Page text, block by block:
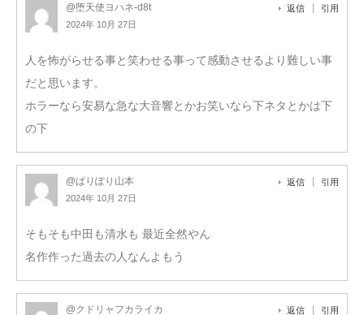
@堕天使ヨハネ-d8t
2024年 10月 27日
返信 引用
人を怖がらせる事と笑わせる事って感動させるより難しい事
だと思います。
ホラーなら安易な急な大音響とかお笑いなら下ネタとかは下
の下
@ぱりぽり山本
2024年 10月 27日
返信 引用
そもそも中田も清水も 最近全然やん
名作作った過去の人なんよもう
@クドリャフカライカ 返信 引用